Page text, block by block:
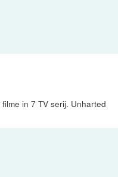
in 7 TV serij. Unharted